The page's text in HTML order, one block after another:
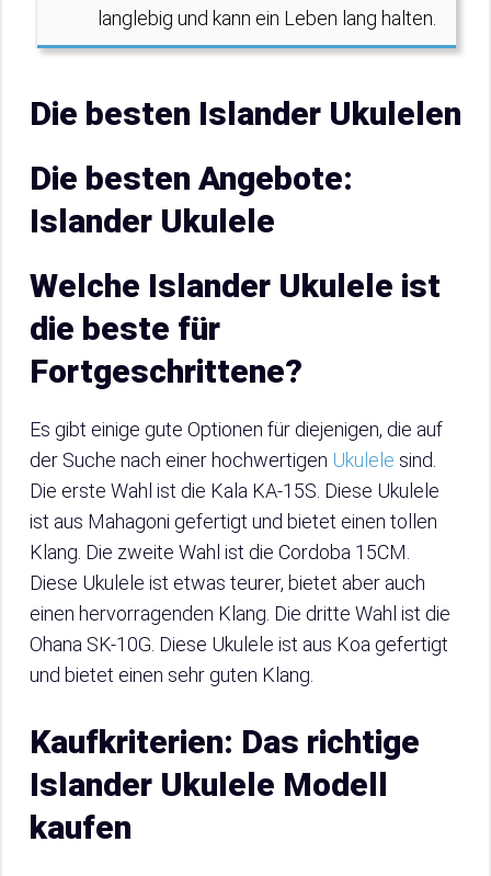
langlebig und kann ein Leben lang halten.
Die besten Islander Ukulelen
Die besten Angebote:
Islander Ukulele
Welche Islander Ukulele ist
die beste für
Fortgeschrittene?
Es gibt einige gute Optionen für diejenigen, die auf
der Suche nach einer hochwertigen Ukulele sind.
Die erste Wahl ist die Kala KA-15S. Diese Ukulele
ist aus Mahagoni gefertigt und bietet einen tollen
Klang. Die zweite Wahl ist die Cordoba 15CM.
Diese Ukulele ist etwas teurer, bietet aber auch
einen hervorragenden Klang. Die dritte Wahl ist die
Ohana SK-10G. Diese Ukulele ist aus Koa gefertigt
und bietet einen sehr guten Klang.
Kaufkriterien: Das richtige
Islander Ukulele Modell
kaufen